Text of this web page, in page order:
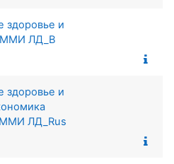
здоровье и
ЛД_В
здоровье и
ЛД_Rus